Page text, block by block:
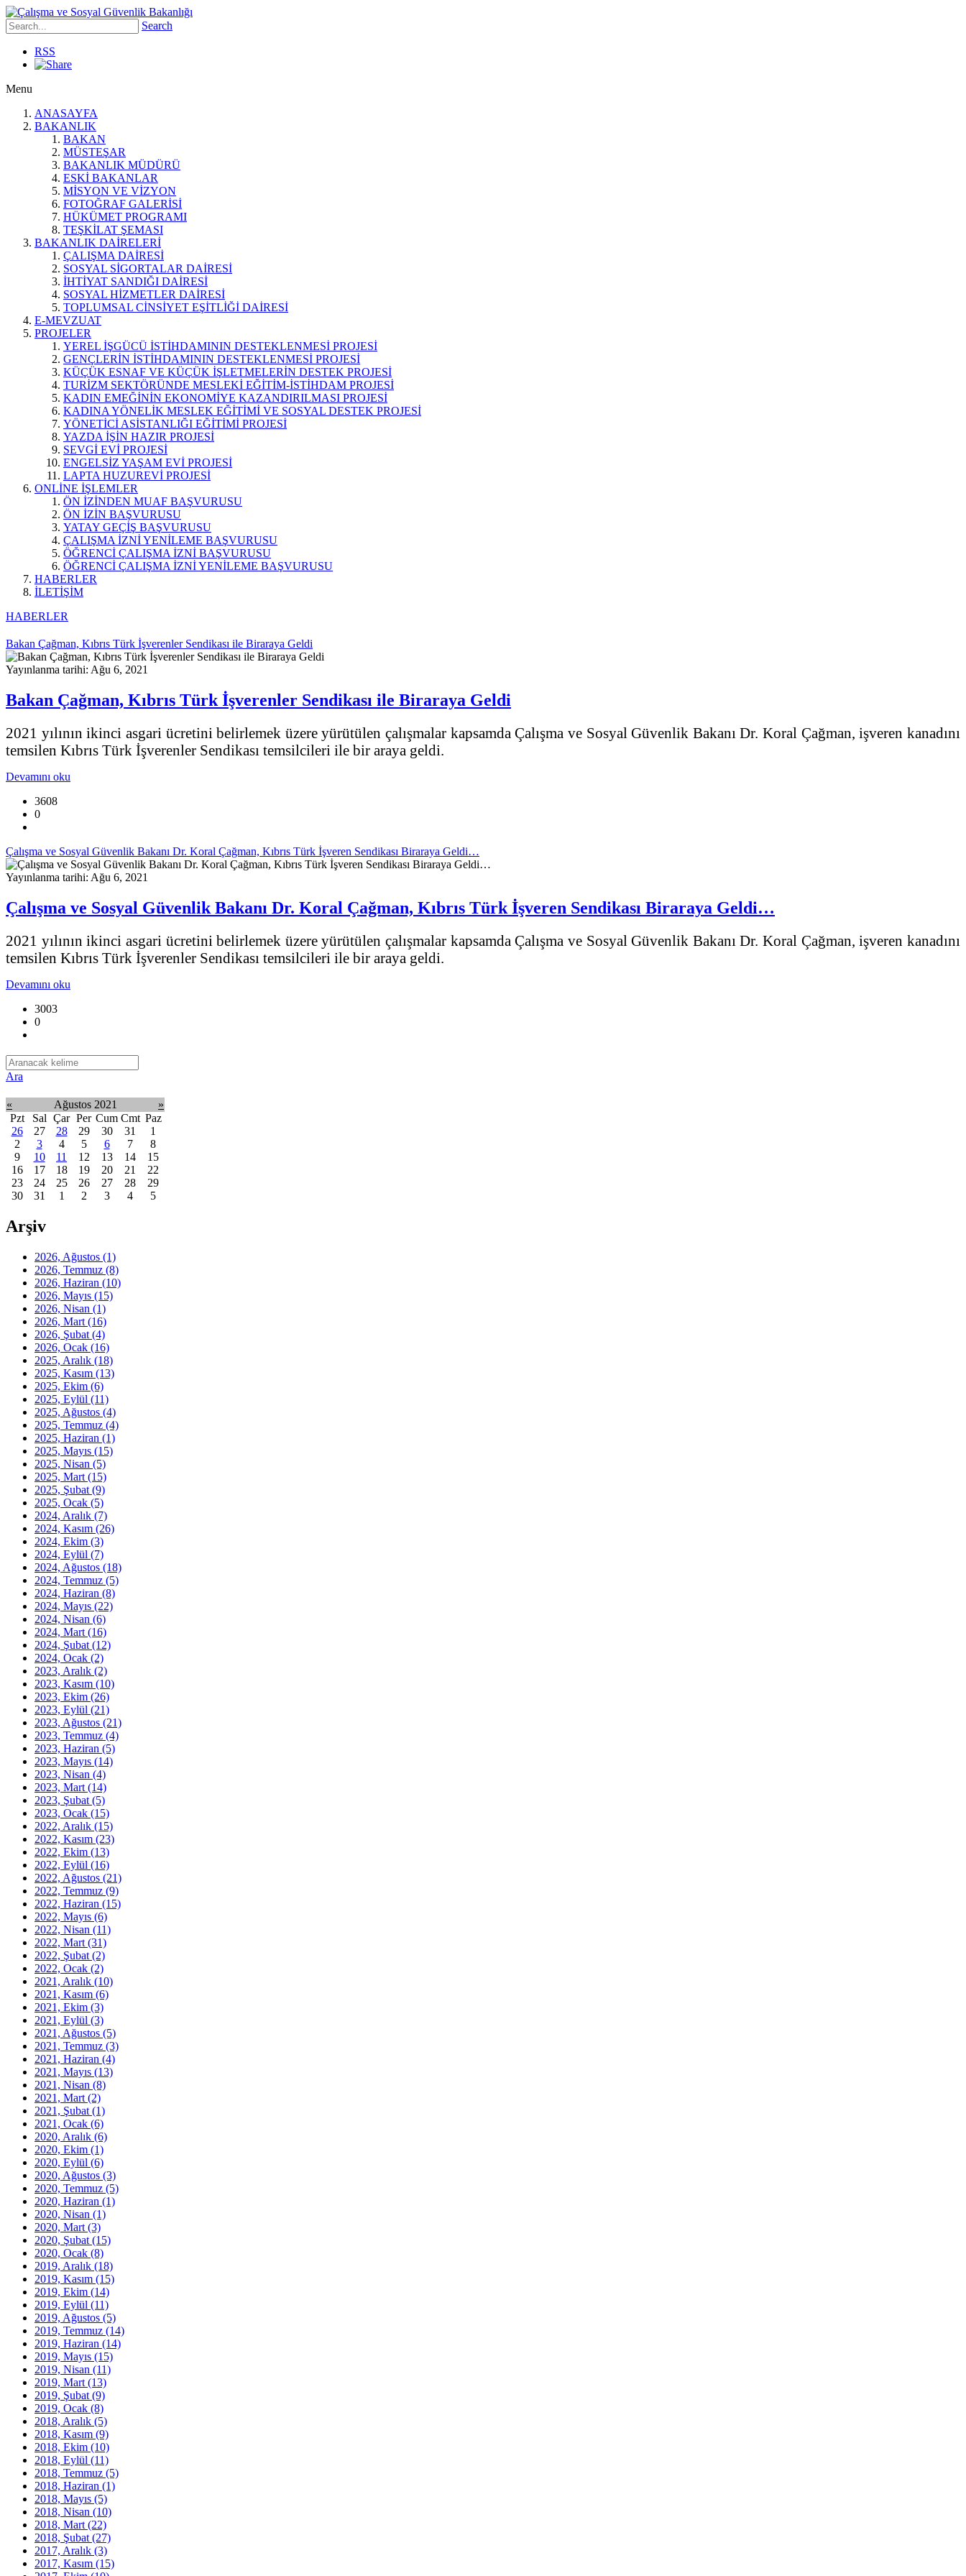
Search
RSS
Menu
ANASAYFA
BAKANLIK
BAKAN
MÜSTEŞAR
BAKANLIK MÜDÜRÜ
ESKİ BAKANLAR
MİSYON VE VİZYON
FOTOĞRAF GALERİSİ
HÜKÜMET PROGRAMI
TEŞKİLAT ŞEMASI
BAKANLIK DAİRELERİ
ÇALIŞMA DAİRESİ
SOSYAL SİGORTALAR DAİRESİ
İHTİYAT SANDIĞI DAİRESİ
SOSYAL HİZMETLER DAİRESİ
TOPLUMSAL CİNSİYET EŞİTLİĞİ DAİRESİ
E-MEVZUAT
PROJELER
YEREL İŞGÜCÜ İSTİHDAMININ DESTEKLENMESİ PROJESİ
GENÇLERİN İSTİHDAMININ DESTEKLENMESİ PROJESİ
KÜÇÜK ESNAF VE KÜÇÜK İŞLETMELERİN DESTEK PROJESİ
TURİZM SEKTÖRÜNDE MESLEKİ EĞİTİM-İSTİHDAM PROJESİ
KADIN EMEĞİNİN EKONOMİYE KAZANDIRILMASI PROJESİ
KADINA YÖNELİK MESLEK EĞİTİMİ VE SOSYAL DESTEK PROJESİ
YÖNETİCİ ASİSTANLIĞI EĞİTİMİ PROJESİ
YAZDA İŞİN HAZIR PROJESİ
SEVGİ EVİ PROJESİ
ENGELSİZ YAŞAM EVİ PROJESİ
LAPTA HUZUREVİ PROJESİ
ONLİNE İŞLEMLER
ÖN İZİNDEN MUAF BAŞVURUSU
ÖN İZİN BAŞVURUSU
YATAY GEÇİŞ BAŞVURUSU
ÇALIŞMA İZNİ YENİLEME BAŞVURUSU
ÖĞRENCİ ÇALIŞMA İZNİ BAŞVURUSU
ÖĞRENCİ ÇALIŞMA İZNİ YENİLEME BAŞVURUSU
HABERLER
İLETİŞİM
HABERLER
Bakan Çağman, Kıbrıs Türk İşverenler Sendikası ile Biraraya Geldi
Yayınlanma tarihi: Ağu 6, 2021
Bakan Çağman, Kıbrıs Türk İşverenler Sendikası ile Biraraya Geldi
2021 yılının ikinci asgari ücretini belirlemek üzere yürütülen çalışmalar kapsamda Çalışma ve Sosyal Güvenlik Bakanı Dr. Koral Çağman, işveren kanadını
temsilen Kıbrıs Türk İşverenler Sendikası temsilcileri ile bir araya geldi.
Devamını oku
3608
0
Çalışma ve Sosyal Güvenlik Bakanı Dr. Koral Çağman, Kıbrıs Türk İşveren Sendikası Biraraya Geldi…
Yayınlanma tarihi: Ağu 6, 2021
Çalışma ve Sosyal Güvenlik Bakanı Dr. Koral Çağman, Kıbrıs Türk İşveren Sendikası Biraraya Geldi…
2021 yılının ikinci asgari ücretini belirlemek üzere yürütülen çalışmalar kapsamda Çalışma ve Sosyal Güvenlik Bakanı Dr. Koral Çağman, işveren kanadını
temsilen Kıbrıs Türk İşverenler Sendikası temsilcileri ile bir araya geldi.
Devamını oku
3003
0
Ara
« Ağustos 2021
»
Pzt
Sal Çar Per Cum Cmt Paz
26
27 28 29 30 31
1
2
3 4 5 6 7
8
9
10 11 12 13 14
15
16
17 18 19 20 21
22
23
24 25 26 27 28
29
30
31 1 2 3 4 5
Arşiv
2026, Ağustos (1)
2026, Temmuz (8)
2026, Haziran (10)
2026, Mayıs (15)
2026, Nisan (1)
2026, Mart (16)
2026, Şubat (4)
2026, Ocak (16)
2025, Aralık (18)
2025, Kasım (13)
2025, Ekim (6)
2025, Eylül (11)
2025, Ağustos (4)
2025, Temmuz (4)
2025, Haziran (1)
2025, Mayıs (15)
2025, Nisan (5)
2025, Mart (15)
2025, Şubat (9)
2025, Ocak (5)
2024, Aralık (7)
2024, Kasım (26)
2024, Ekim (3)
2024, Eylül (7)
2024, Ağustos (18)
2024, Temmuz (5)
2024, Haziran (8)
2024, Mayıs (22)
2024, Nisan (6)
2024, Mart (16)
2024, Şubat (12)
2024, Ocak (2)
2023, Aralık (2)
2023, Kasım (10)
2023, Ekim (26)
2023, Eylül (21)
2023, Ağustos (21)
2023, Temmuz (4)
2023, Haziran (5)
2023, Mayıs (14)
2023, Nisan (4)
2023, Mart (14)
2023, Şubat (5)
2023, Ocak (15)
2022, Aralık (15)
2022, Kasım (23)
2022, Ekim (13)
2022, Eylül (16)
2022, Ağustos (21)
2022, Temmuz (9)
2022, Haziran (15)
2022, Mayıs (6)
2022, Nisan (11)
2022, Mart (31)
2022, Şubat (2)
2022, Ocak (2)
2021, Aralık (10)
2021, Kasım (6)
2021, Ekim (3)
2021, Eylül (3)
2021, Ağustos (5)
2021, Temmuz (3)
2021, Haziran (4)
2021, Mayıs (13)
2021, Nisan (8)
2021, Mart (2)
2021, Şubat (1)
2021, Ocak (6)
2020, Aralık (6)
2020, Ekim (1)
2020, Eylül (6)
2020, Ağustos (3)
2020, Temmuz (5)
2020, Haziran (1)
2020, Nisan (1)
2020, Mart (3)
2020, Şubat (15)
2020, Ocak (8)
2019, Aralık (18)
2019, Kasım (15)
2019, Ekim (14)
2019, Eylül (11)
2019, Ağustos (5)
2019, Temmuz (14)
2019, Haziran (14)
2019, Mayıs (15)
2019, Nisan (11)
2019, Mart (13)
2019, Şubat (9)
2019, Ocak (8)
2018, Aralık (5)
2018, Kasım (9)
2018, Ekim (10)
2018, Eylül (11)
2018, Temmuz (5)
2018, Haziran (1)
2018, Mayıs (5)
2018, Nisan (10)
2018, Mart (22)
2018, Şubat (27)
2017, Aralık (3)
2017, Kasım (15)